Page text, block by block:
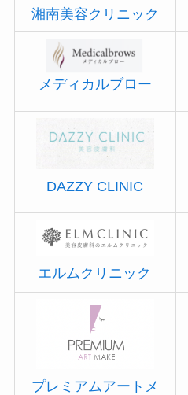
湘南美容クリニック
メディカルブロー
DAZZY CLINIC
エルムクリニック
プレミアムアートメ